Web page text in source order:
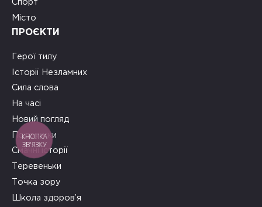
Спорт
Місто
ПРОЄКТИ
Герої тилу
Історії Незламних
Сила слова
На часі
Новий погляд
Подружки
Смачні історії
Теревеньки
Точка зору
Школа здоров’я
КНОПКА
ЗВ'ЯЗКУ